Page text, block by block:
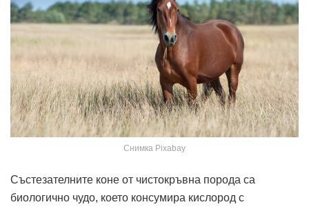
Снимка Pixabay
Състезателните коне от чистокръвна порода са
биологично чудо, което консумира кислород с